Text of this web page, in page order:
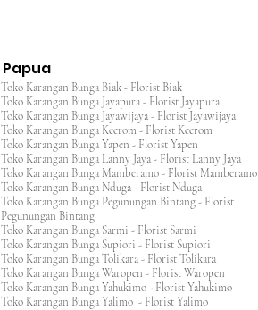
Papua
Toko Karangan Bunga Biak - Florist Biak
Toko Karangan Bunga Jayapura - Florist Jayapura
Toko Karangan Bunga Jayawijaya - Florist Jayawijaya
Toko Karangan Bunga Keerom - Florist Keerom
Toko Karangan Bunga Yapen - Florist Yapen
Toko Karangan Bunga Lanny Jaya - Florist Lanny Jaya
Toko Karangan Bunga Mamberamo - Florist Mamberamo
Toko Karangan Bunga Nduga - Florist Nduga
Toko Karangan Bunga Pegunungan Bintang - Florist
Pegunungan Bintang
Toko Karangan Bunga Sarmi - Florist Sarmi
Toko Karangan Bunga Supiori - Florist Supiori
Toko Karangan Bunga Tolikara - Florist Tolikara
Toko Karangan Bunga Waropen - Florist Waropen
Toko Karangan Bunga Yahukimo - Florist Yahukimo
Toko Karangan Bunga Yalimo - Florist Yalimo